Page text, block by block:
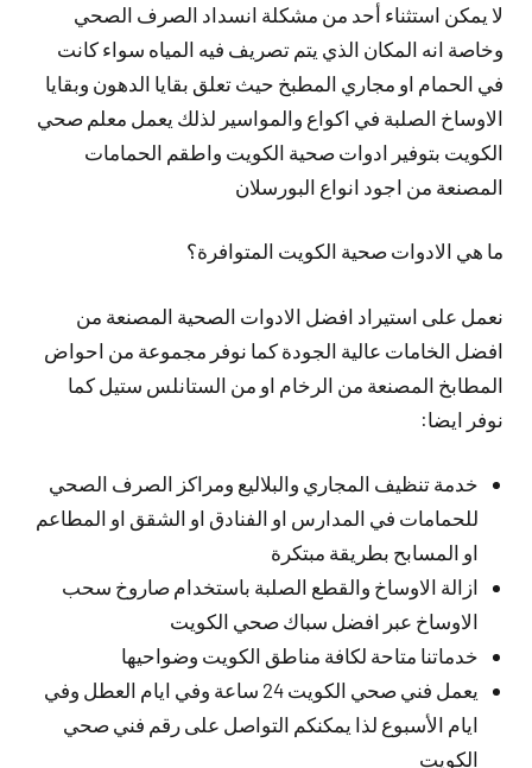
لا يمكن استثناء أحد من مشكلة انسداد الصرف الصحي
وخاصة انه المكان الذي يتم تصريف فيه المياه سواء كانت
في الحمام او مجاري المطبخ حيث تعلق بقايا الدهون وبقايا
الاوساخ الصلبة في اكواع والمواسير لذلك يعمل معلم صحي
الكويت بتوفير ادوات صحية الكويت واطقم الحمامات
المصنعة من اجود انواع البورسلان
ما هي الادوات صحية الكويت المتوافرة؟
نعمل على استيراد افضل الادوات الصحية المصنعة من
افضل الخامات عالية الجودة كما نوفر مجموعة من احواض
المطابخ المصنعة من الرخام او من الستانلس ستيل كما
نوفر ايضا:
خدمة تنظيف المجاري والبلاليع ومراكز الصرف الصحي
للحمامات في المدارس او الفنادق او الشقق او المطاعم
او المسابح بطريقة مبتكرة
ازالة الاوساخ والقطع الصلبة باستخدام صاروخ سحب
الاوساخ عبر افضل سباك صحي الكويت
خدماتنا متاحة لكافة مناطق الكويت وضواحيها
يعمل فني صحي الكويت 24 ساعة وفي ايام العطل وفي
ايام الأسبوع لذا يمكنكم التواصل على رقم فني صحي
الكويت